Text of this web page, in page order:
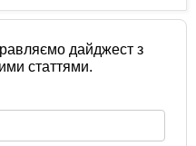
дайджест з
статтями.